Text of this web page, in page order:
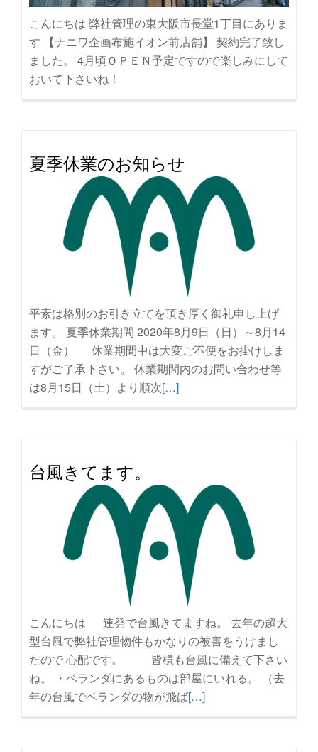
施
店
OPEN
こんにちは 弊社管理の東大阪市長堂1丁目にありま
す 【ナニワ企画布施イオン前店舗】 契約完了致し
ました。 4月頃ＯＰＥＮ予定ですので楽しみにして
おいて下さいね！
夏季休業のお知らせ
平素は格別のお引き立てを頂き厚く御礼申し上げ
ます。 夏季休業期間 2020年8月9日（日）～8月14
日（金） 休業期間中は大変ご不便をお掛けしま
すがご了承下さい。 休業期間内のお問い合わせ等
は8月15日（土）より順次続
休
の
せ
[…]
台風きてます。
こんにちは 連発で台風きてますね。 去年の超大
型台風で弊社管理物件もかなりの被害をうけまし
たので 心配です。 皆様も台風に備えて下さい
ね。 ・ベランダにあるものは部屋にいれる。 （去
年の台風でベランダの物が飛ば続
[…]